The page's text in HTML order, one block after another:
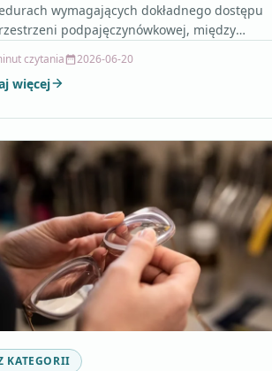
wymagających dokładnego dostępu
podpajęczynówkowej, między
czynnościach diagnostycznych.
czytania 2026-06-20
więcej
KATEGORII